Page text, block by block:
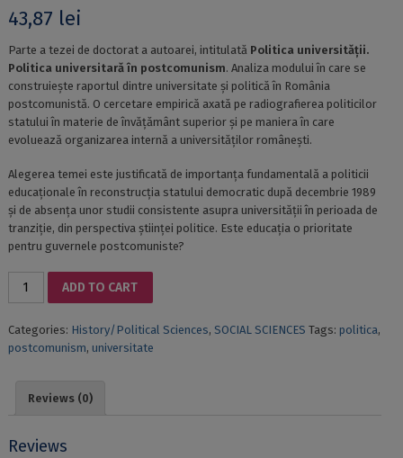
43,87 lei
Parte a tezei de doctorat a autoarei, intitulată Politica universității.
Politica universitară în postcomunism. Analiza modului în care se
construiește raportul dintre universitate și politică în România
postcomunistă. O cercetare empirică axată pe radiografierea politicilor
statului în materie de învățământ superior și pe maniera în care
evoluează organizarea internă a universităților românești.
Alegerea temei este justificată de importanța fundamentală a politicii
educaționale în reconstrucția statului democratic după decembrie 1989
și de absența unor studii consistente asupra universității în perioada de
tranziție, din perspectiva științei politice. Este educația o prioritate
pentru guvernele postcomuniste?
UNIVERSITY
IN
POSTCOMMUNIST
ADD TO CART
Categories: History/Political Sciences, SOCIAL SCIENCES Tags: politica,
postcomunism, universitate
Reviews (0)
Reviews